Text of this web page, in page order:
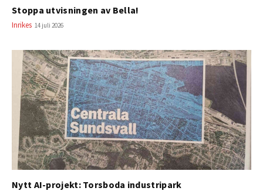
Stoppa utvisningen av Bella!
Inrikes 14 juli 2026
Nytt AI-projekt: Torsboda industripark